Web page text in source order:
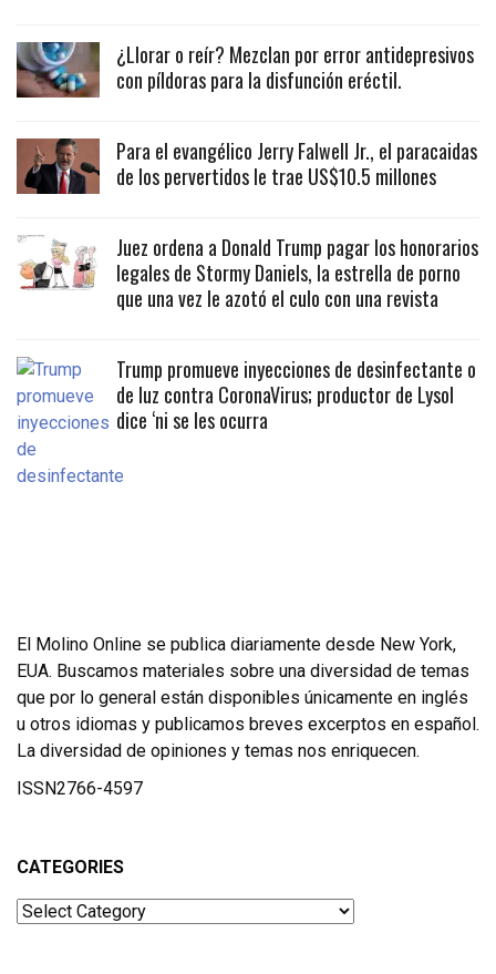
¿Llorar o reír? Mezclan por error antidepresivos
con píldoras para la disfunción eréctil.
Para el evangélico Jerry Falwell Jr., el paracaidas
de los pervertidos le trae US$10.5 millones
Juez ordena a Donald Trump pagar los honorarios
legales de Stormy Daniels, la estrella de porno
que una vez le azotó el culo con una revista
Trump promueve inyecciones de desinfectante o
de luz contra CoronaVirus; productor de Lysol
dice ‘ni se les ocurra
El Molino Online se publica diariamente desde New York,
EUA. Buscamos materiales sobre una diversidad de temas
que por lo general están disponibles únicamente en inglés
u otros idiomas y publicamos breves excerptos en español.
La diversidad de opiniones y temas nos enriquecen.
ISSN2766-4597
CATEGORIES
Categories